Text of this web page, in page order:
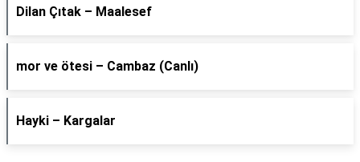
Dilan Çıtak – Maalesef
​mor ve ötesi – Cambaz (Canlı)
Hayki – Kargalar